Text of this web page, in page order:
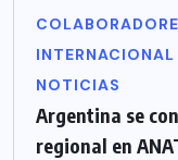
INTERNACIONAL
NOTICIAS
Argentina se
regional en